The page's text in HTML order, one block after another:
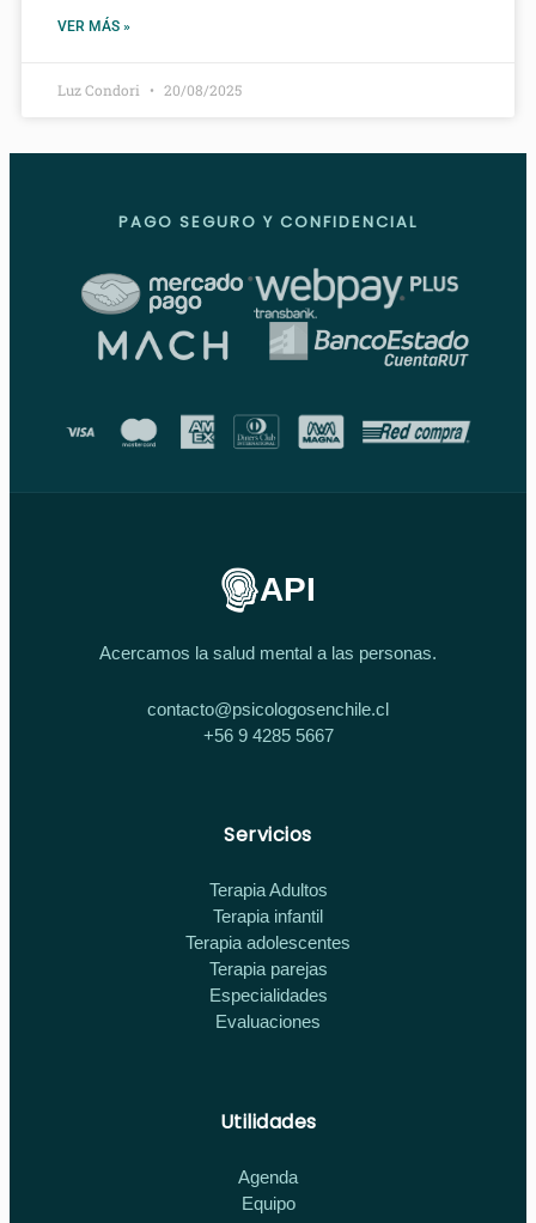
VER MÁS »
Luz Condori 20/08/2025
PAGO SEGURO Y CONFIDENCIAL
API
Acercamos la salud mental a las personas.
contacto@psicologosenchile.cl
+56 9 4285 5667
Servicios
Terapia Adultos
Terapia infantil
Terapia adolescentes
Terapia parejas
Especialidades
Evaluaciones
Utilidades
Agenda
Equipo